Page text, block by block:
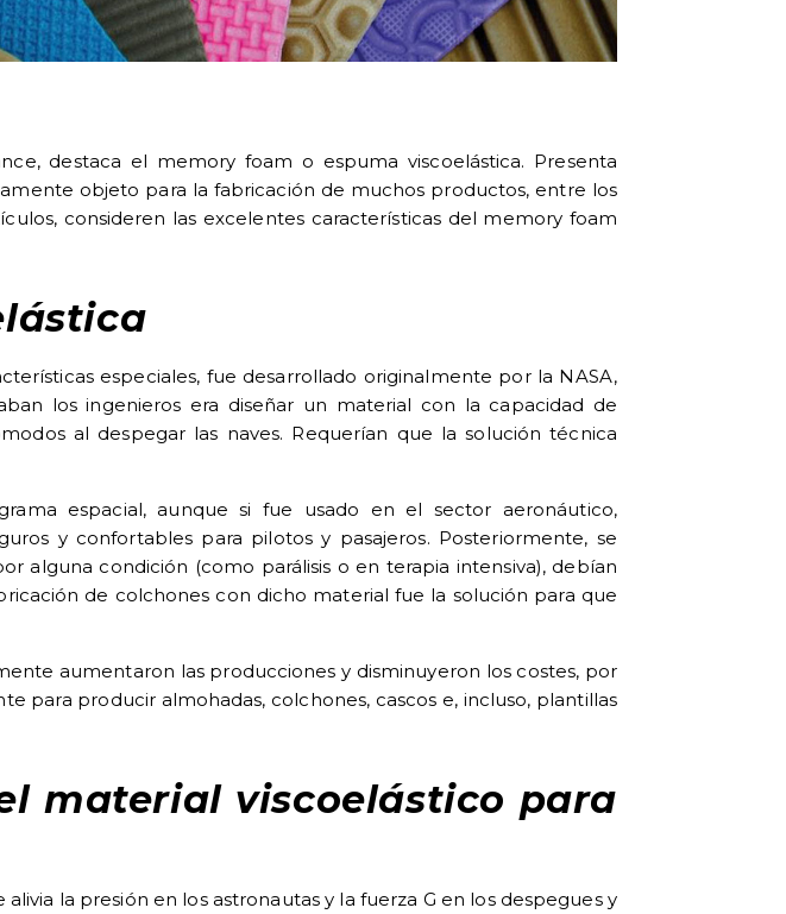
destaca el memory foam o espuma viscoelástica. Presenta
objeto para la fabricación de muchos productos, entre los
consideren las excelentes características del memory foam
especiales, fue desarrollado originalmente por la NASA,
los ingenieros era diseñar un material con la capacidad de
al despegar las naves. Requerían que la solución técnica
espacial, aunque si fue usado en el sector aeronáutico,
y confortables para pilotos y pasajeros. Posteriormente, se
alguna condición (como parálisis o en terapia intensiva), debían
de colchones con dicho material fue la solución para que
aumentaron las producciones y disminuyeron los costes, por
para producir almohadas, colchones, cascos e, incluso, plantillas
material viscoelástico para
la presión en los astronautas y la fuerza G en los despegues y